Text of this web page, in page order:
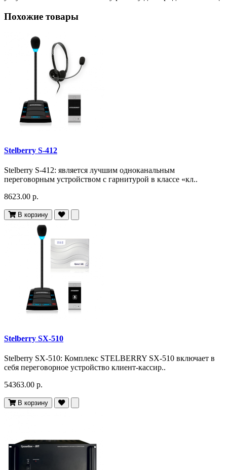
Похожие товары
Stelberry S-412
Stelberry S-412: является лучшим одноканальным
переговорным устройством с гарнитурой в классе «кл..
8623.00 р.
В корзину
Stelberry SX-510
Stelberry SX-510: Комплекс STELBERRY SX-510 включает в
себя переговорное устройство клиент-кассир..
54363.00 р.
В корзину